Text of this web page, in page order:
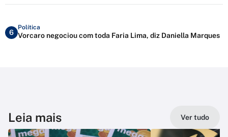
6
Política
Vorcaro negociou com toda Faria Lima, diz Daniella Marques
Leia mais Ver tudo